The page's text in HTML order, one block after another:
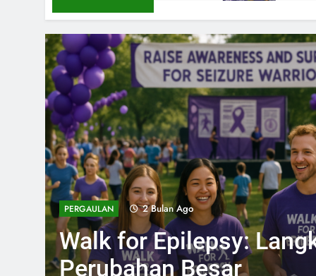
PERGAULAN 2 Bulan Ago
Walk for Epilepsy:
Perubahan Besar